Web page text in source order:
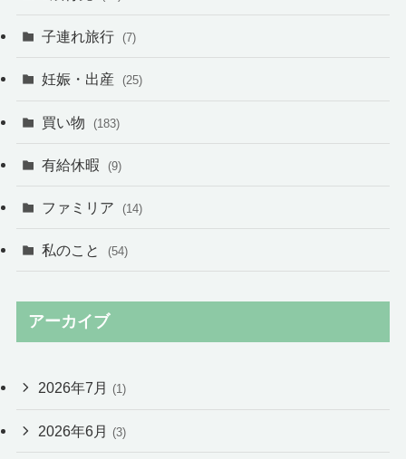
子連れ旅行 (7)
妊娠・出産 (25)
買い物 (183)
有給休暇 (9)
ファミリア (14)
私のこと (54)
アーカイブ
2026年7月 (1)
2026年6月 (3)